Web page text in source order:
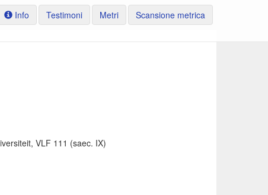
Info Testimoni Metri
Scansione metrica
VLF 111 (saec. IX)